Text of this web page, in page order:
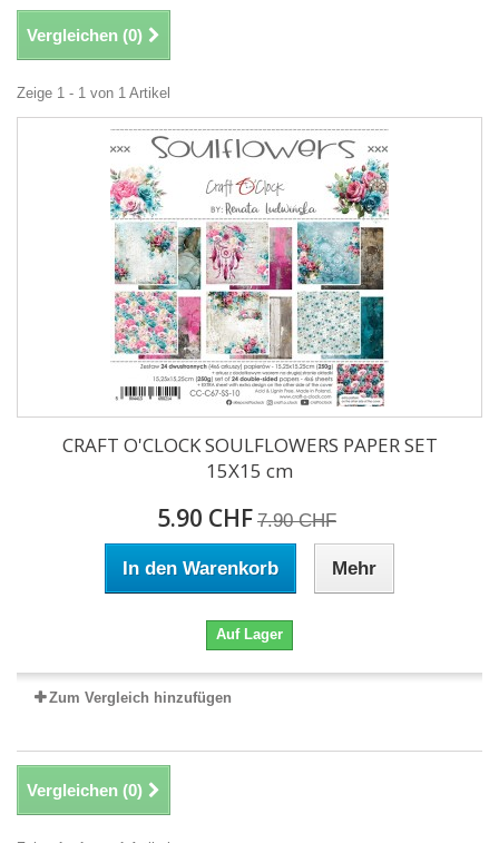
Vergleichen (0)
Zeige 1 - 1 von 1 Artikel
CRAFT O'CLOCK SOULFLOWERS PAPER SET
15X15 cm
5.90 CHF 7.90 CHF
In den Warenkorb Mehr
Auf Lager
Zum Vergleich hinzufügen
Vergleichen (0)